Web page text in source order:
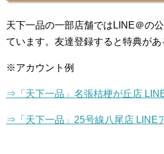
天下一品の一部店舗ではLINE＠の
ています。友達登録すると特典があ
※アカウント例
⇒「天下一品」名張桔梗が丘店
⇒「天下一品」25号線八尾店 LINE